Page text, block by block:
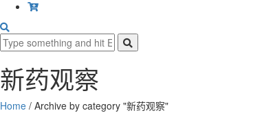
新药观察
Home / Archive by category "新药观察"